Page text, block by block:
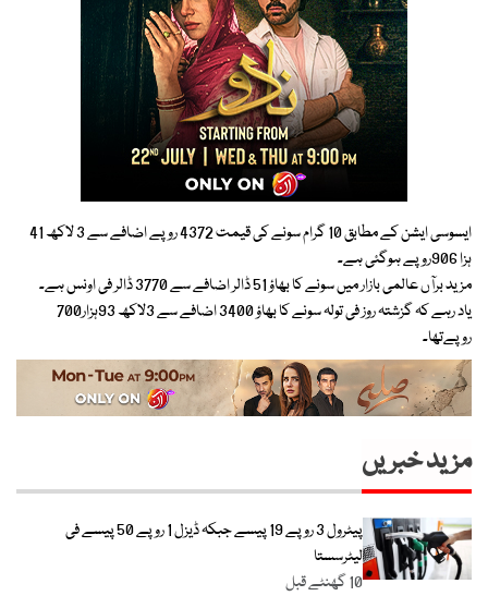
ایسوسی ایشن کے مطابق 10 گرام سونے کی قیمت 4372 روپے اضافے سے 3 لاکھ 41
ہزا 906روپے ہوگئی ہے۔
مزید برآں عالمی بازار میں سونے کا بھاؤ 51 ڈالر اضافے سے 3770 ڈالر فی اونس ہے۔
یاد رہے کہ گزشتہ روز فی تولہ سونے کا بھاؤ 3400 اضافے سے 3لاکھ 93ہزار700
روپےتھا۔
مزید خبریں
پیٹرول 3 روپے 19 پیسے جبکہ ڈیزل 1 روپے 50 پیسے فی
لیٹرسستا
10 گھنٹے قبل